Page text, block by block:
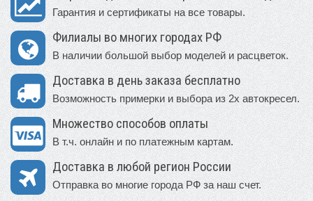
Гарантия и сертификаты на все товары.
Филиалы во многих городах РФ
В наличии большой выбор моделей и расцветок.
Доставка в день заказа бесплатно
Возможность примерки и выбора из 2х автокресел.
Множество способов оплаты
В т.ч. онлайн и по платежным картам.
Доставка в любой регион России
Отправка во многие города РФ за наш счет.